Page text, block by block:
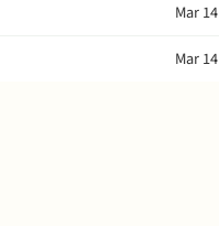
Mar 14
Mar 14